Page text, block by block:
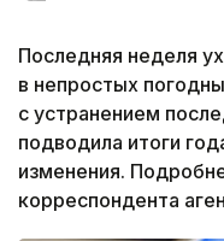
Последняя неделя
в непростых
с устранением
подводила итоги
изменения.
корреспондента